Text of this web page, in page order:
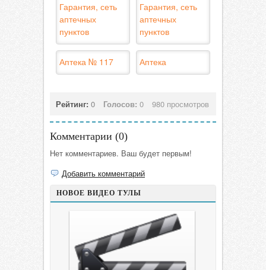
Гарантия, сеть
аптечных
пунктов
Гарантия, сеть
аптечных
пунктов
Аптека № 117 Аптека
Рейтинг: 0 Голосов: 0 980 просмотров
Комментарии (0)
Нет комментариев. Ваш будет первым!
Добавить комментарий
НОВОЕ ВИДЕО ТУЛЫ